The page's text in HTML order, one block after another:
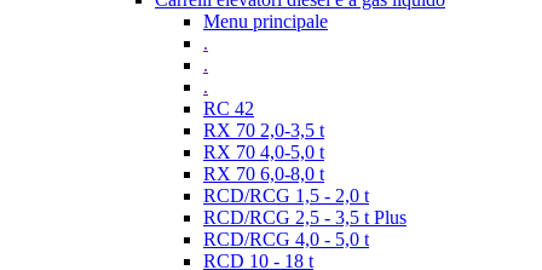
Menu principale
.
.
.
RC 42
RX 70 2,0-3,5 t
RX 70 4,0-5,0 t
RX 70 6,0-8,0 t
RCD/RCG 1,5 - 2,0 t
RCD/RCG 2,5 - 3,5 t Plus
RCD/RCG 4,0 - 5,0 t
RCD 10 - 18 t